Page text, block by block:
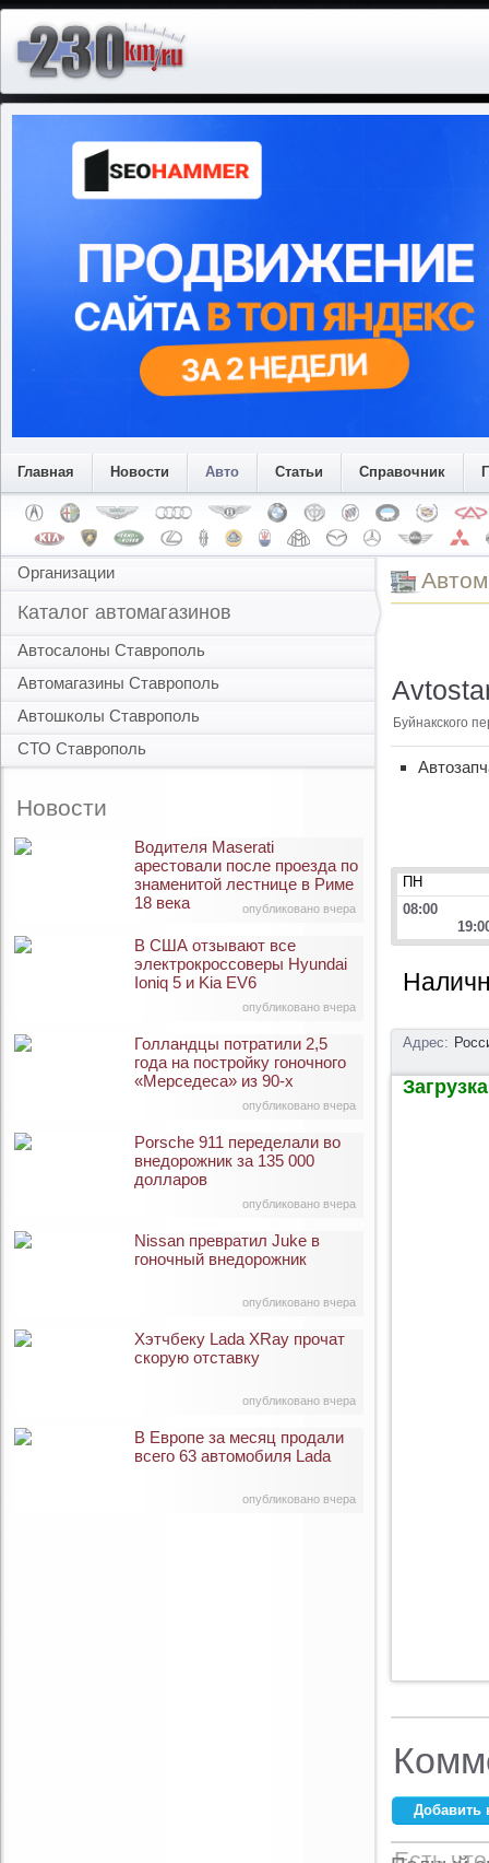
Главная Новости Авто Статьи Справочник
Организации
Каталог автомагазинов
Автосалоны Ставрополь
Автомагазины Ставрополь
Автошколы Ставрополь
СТО Ставрополь
Новости
опубликовано вчера
Водителя Maserati
арестовали после проезда по
знаменитой лестнице в Риме
18 века
опубликовано вчера
В США отзывают все
электрокроссоверы Hyundai
Ioniq 5 и Kia EV6
опубликовано вчера
Голландцы потратили 2,5
года на постройку гоночного
«Мерседеса» из 90-х
опубликовано вчера
Porsche 911 переделали во
внедорожник за 135 000
долларов
опубликовано вчера
Nissan превратил Juke в
гоночный внедорожник
опубликовано вчера
Хэтчбеку Lada XRay прочат
скорую отставку
опубликовано вчера
В Европе за месяц продали
всего 63 автомобиля Lada
Буйнакского
ПН
08:00
Адрес:
Ваше имя:
Добавить